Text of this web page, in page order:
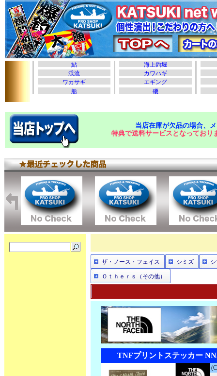
当店在庫が欠品の場合、
特典で送料サービスとなっており
ザ・ノース・フェイス シミズ
Ｏｔｈｅｒｓ（その他）
TNFプリントステッカー